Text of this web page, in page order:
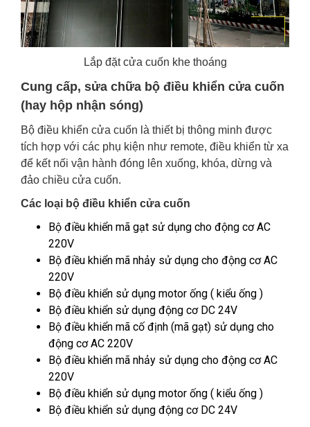
Lắp đặt cửa cuốn khe thoáng
Cung cấp, sửa chữa bộ điều khiển cửa cuốn
(hay hộp nhận sóng)
Bộ điều khiển cửa cuốn là thiết bị thông minh được
tích hợp với các phụ kiện như remote, điều khiển từ xa
để kết nối vận hành đóng lên xuống, khóa, dừng và
đảo chiều cửa cuốn.
Các loại bộ điều khiển cửa cuốn
Bộ điều khiển mã gạt sử dụng cho động cơ AC
220V
Bộ điều khiển mã nhảy sử dụng cho động cơ AC
220V
Bộ điều khiển sử dụng motor ống ( kiểu ống )
Bộ điều khiển sử dụng động cơ DC 24V
Bộ điều khiển mã cố định (mã gạt) sử dụng cho
động cơ AC 220V
Bộ điều khiển mã nhảy sử dụng cho động cơ AC
220V
Bộ điều khiển sử dụng motor ống ( kiểu ống )
Bộ điều khiển sử dụng động cơ DC 24V